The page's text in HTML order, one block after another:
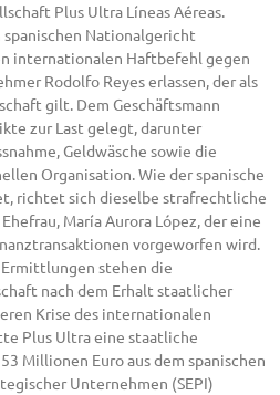
Plus Ultra Líneas Aéreas.
spanischen Nationalgericht
internationalen Haftbefehl gegen
Rodolfo Reyes erlassen, der als
gilt. Dem Geschäftsmann
zur Last gelegt, darunter
Geldwäsche sowie die
Organisation. Wie der spanische
richtet sich dieselbe strafrechtliche
María Aurora López, der eine
vorgeworfen wird.
stehen die
nach dem Erhalt staatlicher
Krise des internationalen
Plus Ultra eine staatliche
Millionen Euro aus dem spanischen
Unternehmen (SEPI)